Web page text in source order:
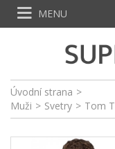
Úvodní strana >
Muži > Svetry > Tom
MENU